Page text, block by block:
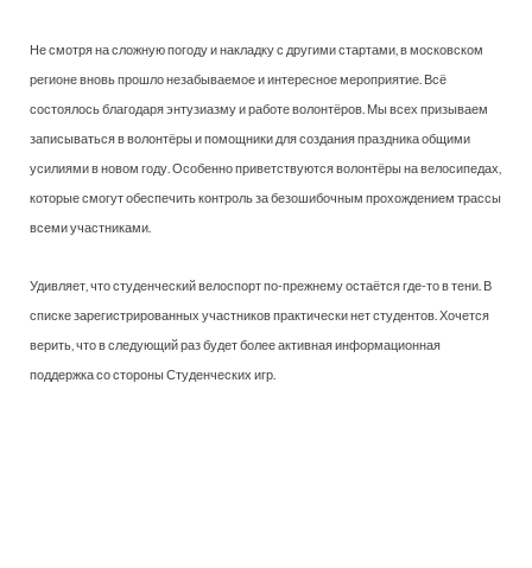
Не смотря на сложную погоду и накладку с другими стартами, в московском
регионе вновь прошло незабываемое и интересное мероприятие. Всё
состоялось благодаря энтузиазму и работе волонтёров. Мы всех призываем
записываться в волонтёры и помощники для создания праздника общими
усилиями в новом году. Особенно приветствуются волонтёры на велосипедах,
которые смогут обеспечить контроль за безошибочным прохождением трассы
всеми участниками.
Удивляет, что студенческий велоспорт по-прежнему остаётся где-то в тени. В
списке зарегистрированных участников практически нет студентов. Хочется
верить, что в следующий раз будет более активная информационная
поддержка со стороны Студенческих игр.